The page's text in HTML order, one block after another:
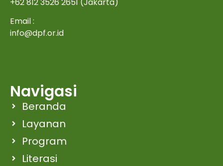
Email :
info@dpf.or.id
Navigasi
Beranda
Layanan
Program
Literasi